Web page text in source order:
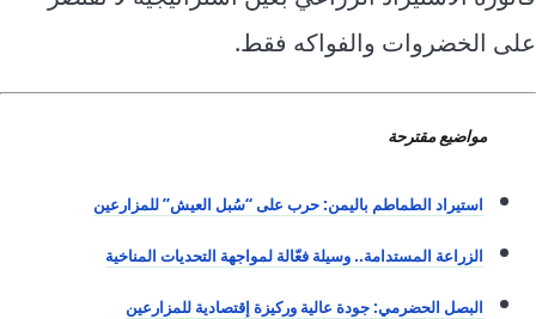
على الخضروات والفواكه فقط.
مواضيع مقترحة
استيراد الطماطم باليمن: حرب على “سُبل العيش” للمزارعين
الزراعة المستدامة.. وسيلة فعّالة لمواجهة التحديات المناخية
البصل الحضرمي: جودة عالية وركيزة إقتصادية للمزارعين